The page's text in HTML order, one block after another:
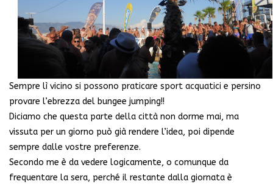
Sempre lì vicino si possono praticare sport acquatici e persino
provare l’ebrezza del bungee jumping!!
Diciamo che questa parte della città non dorme mai, ma
vissuta per un giorno può già rendere l’idea, poi dipende
sempre dalle vostre preferenze.
Secondo me è da vedere logicamente, o comunque da
frequentare la sera, perché il restante dalla giornata è